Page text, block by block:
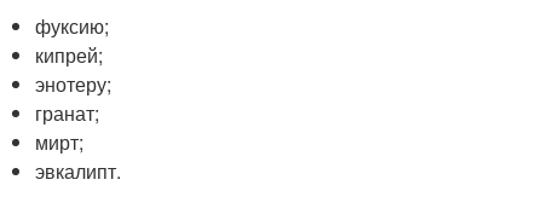
фуксию;
кипрей;
энотеру;
гранат;
мирт;
эвкалипт.